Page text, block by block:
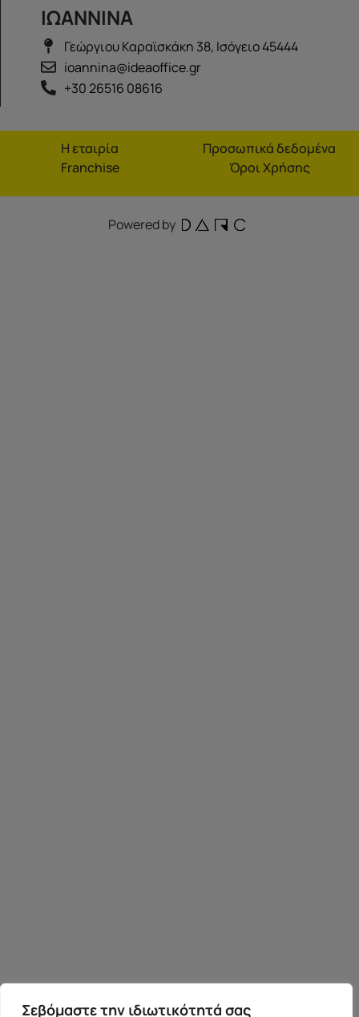
Σεβόμαστε την ιδιωτικότητά σας
ΙΩΑΝΝΙΝΑ
Γεώργιου Καραϊσκάκη 38, Ισόγειο 45444
ioannina@ideaoffice.gr
+30 26516 08616
Η εταιρία
Franchise
Προσωπικά δεδομένα
Όροι Χρήσης
Powered by